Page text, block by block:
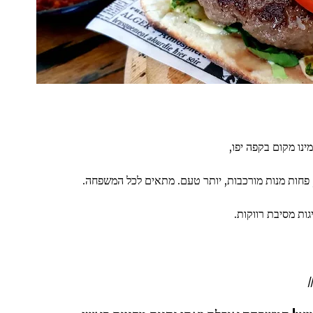
מקום בקפה יפו,
מנות מורכבות, יותר טעם. מתאים לכל המשפחה.
מסיבת רווקות.